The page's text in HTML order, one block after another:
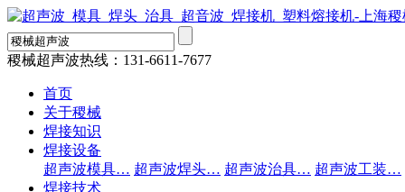
稷械超声波热线： 131-6611-7677
首页
关于稷械
焊接知识
焊接设备
超声波模具… 超声波焊头… 超声波治具… 超声波工装…
焊接技术